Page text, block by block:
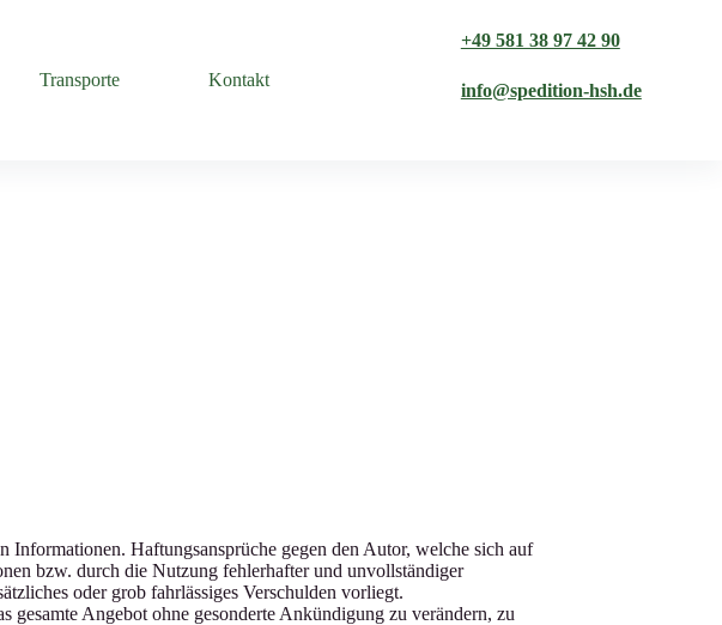
Transporte Kontakt
+49 581 38 97 42 90
info@spedition-hsh.de
Haftungsansprüche gegen den Autor, welche sich auf
bzw. durch die Nutzung fehlerhafter und unvollständiger
oder grob fahrlässiges Verschulden vorliegt.
Angebot ohne gesonderte Ankündigung zu verändern, zu